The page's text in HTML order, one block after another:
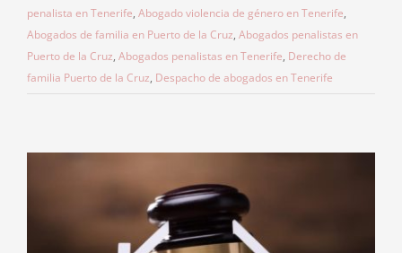
penalista en Tenerife, Abogado violencia de género en Tenerife,
Abogados de familia en Puerto de la Cruz, Abogados penalistas en
Puerto de la Cruz, Abogados penalistas en Tenerife, Derecho de
familia Puerto de la Cruz, Despacho de abogados en Tenerife